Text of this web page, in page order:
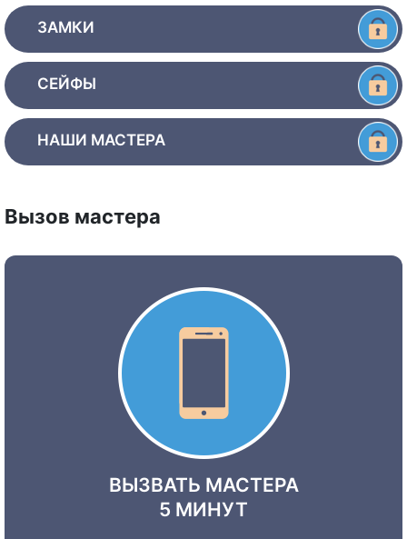
ЗАМКИ
СЕЙФЫ
НАШИ МАСТЕРА
Вызов мастера
ВЫЗВАТЬ МАСТЕРА
5 МИНУТ